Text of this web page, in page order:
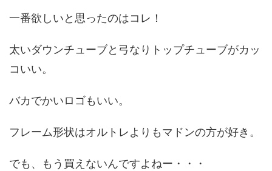
一番欲しいと思ったのはコレ！
太いダウンチューブと弓なりトップチューブがカッ
コいい。
バカでかいロゴもいい。
フレーム形状はオルトレよりもマドンの方が好き。
でも、もう買えないんですよねー・・・